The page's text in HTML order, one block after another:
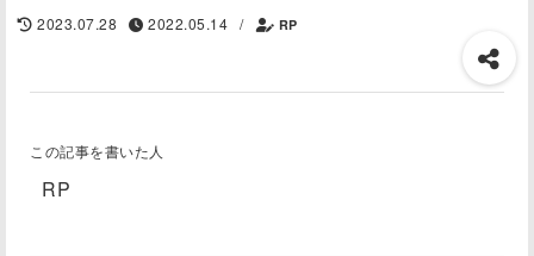
2023.07.28 2022.05.14 / RP
この記事を書いた人
RP